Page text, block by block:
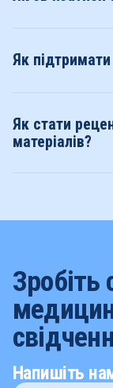
Як підтримати
Як стати
матеріалів?
Зробіть
Напишіть